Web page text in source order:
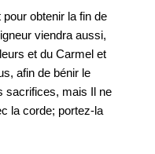
obtenir la fin de
viendra aussi,
et du Carmel et
afin de bénir le
sacrifices, mais Il ne
la corde; portez-la